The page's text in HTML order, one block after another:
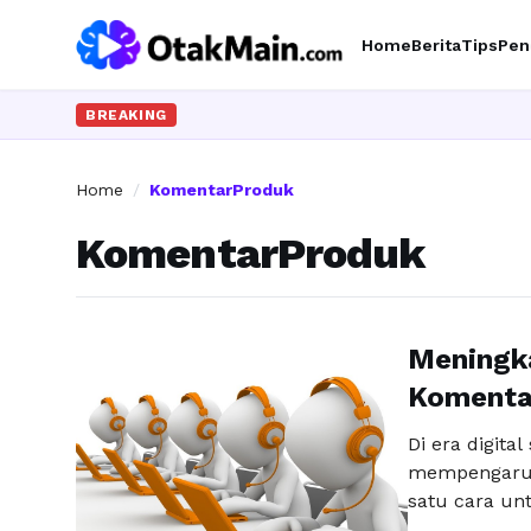
HomeBeritaTips
BREAKING
Home / KomentarProduk
KomentarProduk
Di era digital
satu cara